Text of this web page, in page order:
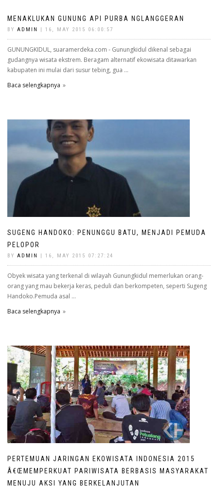
MENAKLUKAN GUNUNG API PURBA NGLANGGERAN
BY ADMIN | 16, MAY 2015 06:00:57
GUNUNGKIDUL, suaramerdeka.com - Gunungkidul dikenal sebagai
gudangnya wisata ekstrem. Beragam alternatif ekowisata ditawarkan
kabupaten ini mulai dari susur tebing, gua ...
Baca selengkapnya
SUGENG HANDOKO: PENUNGGU BATU, MENJADI PEMUDA
PELOPOR
BY ADMIN | 16, MAY 2015 07:27:24
Obyek wisata yang terkenal di wilayah Gunungkidul memerlukan orang-
orang yang mau bekerja keras, peduli dan berkompeten, seperti Sugeng
Handoko.Pemuda asal ...
Baca selengkapnya
PERTEMUAN JARINGAN EKOWISATA INDONESIA 2015
Â€ŒMEMPERKUAT PARIWISATA BERBASIS MASYARAKAT
MENUJU AKSI YANG BERKELANJUTAN